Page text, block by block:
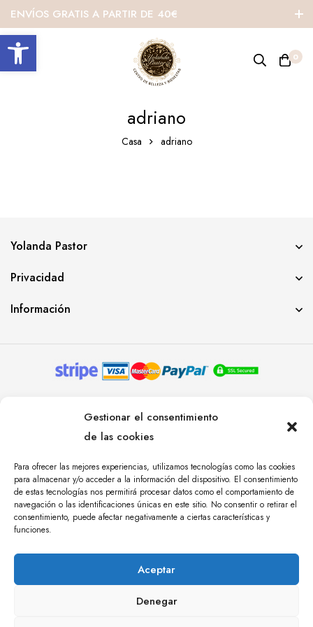
Abrir barra de herramientas
Gestionar el consentimiento
de las cookies
Para ofrecer las mejores experiencias, utilizamos tecnologías como las cookies
para almacenar y/o acceder a la información del dispositivo. El consentimiento
de estas tecnologías nos permitirá procesar datos como el comportamiento de
navegación o las identificaciones únicas en este sitio. No consentir o retirar el
consentimiento, puede afectar negativamente a ciertas características y
funciones.
Aceptar
Denegar
ENVÍOS GRATIS A PARTIR DE 40€
0
adriano
Casa adriano
Yolanda Pastor
Privacidad
Información
RESERVADOS. AGENCIA DE COMUNICACIÓN
ÁNGULO TRES.